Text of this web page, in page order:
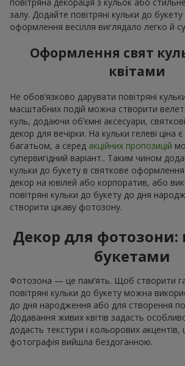
залу. Додайте повітряні кульки до
оформлення весілля виглядало легко й
Оформлення свят
квітами
Не обов’язково дарувати повітряні
масштабних подій можна створити
куль, додаючи об’ємні аксесуари,
декор для вечірки. На кульки гелеві ціна
багатьом, а серед акційних пропозицій
супервигідний варіант.. Таким чином
кульки до букету в святкове
декор на ювілей або корпоратив, або
повітряні кульки до букету до дня
створити цікаву фотозону.
Декор для фотозони:
букетами
Фотозона — це пам’ять. Щоб створити
повітряні кульки до букету можна
до дня народження або для створення
Додавання живих квітів задасть
додасть текстури і кольорових
фотографія вийшла бездоганною.